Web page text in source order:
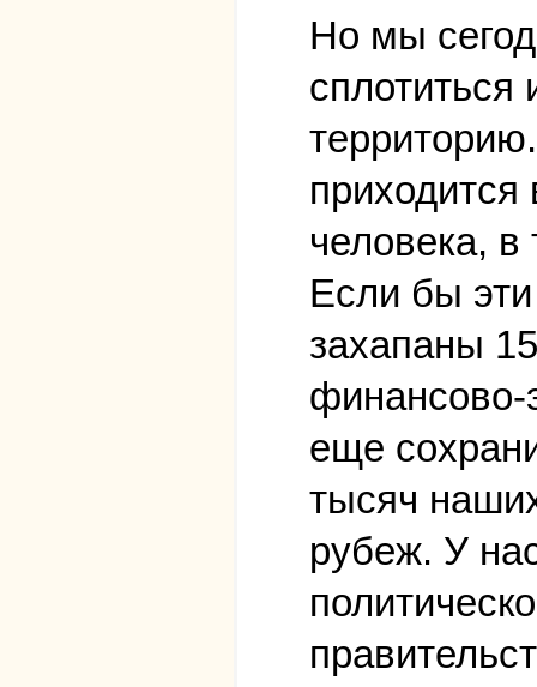
Но мы
человека,
Если бы
захапаны
финансово-
еще
тысяч
рубеж. У